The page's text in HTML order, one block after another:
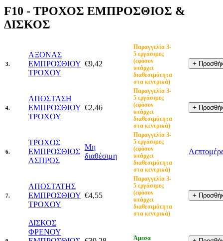
F10 - ΤΡΟΧΟΣ ΕΜΠΡΟΣΘΙΟΣ &
ΔΙΣΚΟΣ
3.
ΑΞΟΝΑΣ
ΕΜΠΡΟΣΘΙΟΥ
ΤΡΟΧΟΥ
€9,42
Παραγγελία 3-
5 εργάσιμες
(εφόσον
υπάρχει
διαθεσιμότητα
στα κεντρικά)
4.
ΑΠΟΣΤΑΣΗ
ΕΜΠΡΟΣΘΙΟΥ
ΤΡΟΧΟΥ
€2,46
Παραγγελία 3-
5 εργάσιμες
(εφόσον
υπάρχει
διαθεσιμότητα
στα κεντρικά)
6.
ΤΡΟΧΟΣ
ΕΜΠΡΟΣΘΙΟΣ
ΑΣΠΡΟΣ
Μη
διαθέσιμη
Παραγγελία 3-
5 εργάσιμες
(εφόσον
υπάρχει
διαθεσιμότητα
στα κεντρικά)
7.
ΑΠΟΣΤΑΤΗΣ
ΕΜΠΡΟΣΘΙΟΥ
ΤΡΟΧΟΥ
€4,55
Παραγγελία 3-
5 εργάσιμες
(εφόσον
υπάρχει
διαθεσιμότητα
στα κεντρικά)
ΔΙΣΚΟΣ
ΦΡΕΝΟΥ
Άμεσα